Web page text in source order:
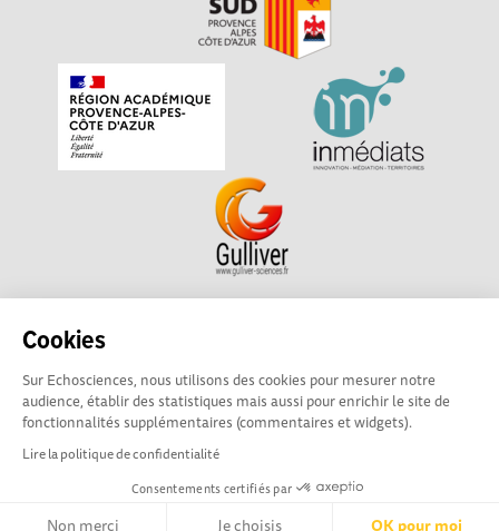
Cookies
Sur Echosciences, nous utilisons des cookies pour mesurer notre
audience, établir des statistiques mais aussi pour enrichir le site de
fonctionnalités supplémentaires (commentaires et widgets).
Lire la politique de confidentialité
Consentements certifiés par
Non merci Je choisis OK pour moi
Echosciences Sud Provence-Alpes-Côte d'Azur est à
académique pour la Recherche et l'Innovation Provence-
Alpes-Côte d'Azur. La plateforme est mise en oeuvre pour
vous parGulliver
Mentions légales|Politique de confidentialité
Ligne éditoriale